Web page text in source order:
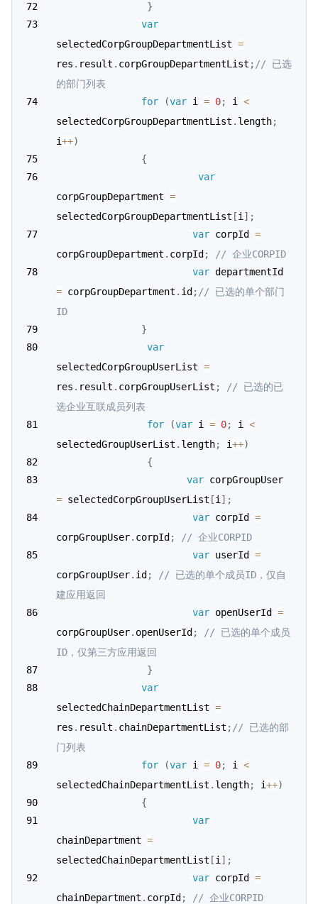
}
var
selectedCorpGroupDepartmentList =
res . result . corpGroupDepartmentList ; // 已选
的部门列表
for
(var i = 0; i <
selectedCorpGroupDepartmentList . length;
i++)
{
var
corpGroupDepartment =
selectedCorpGroupDepartmentList [i ] ;
var corpId =
corpGroupDepartment . corpId ;
// 企业CORPID
var
= corpGroupDepartment . id ; // 已选的单个部门
ID
}
var
selectedCorpGroupUserList =
res . result . corpGroupUserList ;
// 已选的已
选企业互联成员列表
for
(var i = 0; i <
selectedGroupUserList . length; i++)
{
var
= selectedCorpGroupUserList [i ] ;
var corpId =
corpGroupUser. corpId ;
// 企业CORPID
var userId =
corpGroupUser. id ;
// 已选的单个成员ID，仅自
建应用返回
var openUserId =
corpGroupUser. openUserId ;
// 已选的单个成员
ID，仅第三方应用返回
}
var
selectedChainDepartmentList =
res . result . chainDepartmentList ; // 已选的部
门列表
for
(var i = 0; i <
selectedChainDepartmentList . length; i++)
{
var
chainDepartment =
selectedChainDepartmentList [i ] ;
var corpId =
chainDepartment . corpId ;
// 企业CORPID